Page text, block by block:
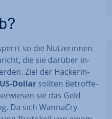
so die Nut­ze­rin­nen
die sie darüber in­
Ziel der Ha­cke­rin­
Dollar sollten Be­trof­fe­
sie das Geld
Da sich WannaCry